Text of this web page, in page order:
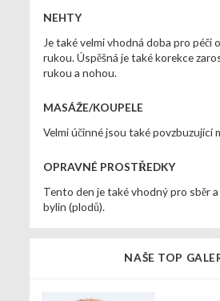
NEHTY
Je také velmi vhodná doba pro péči
rukou. Úspěšná je také korekce
rukou a nohou.
MASÁŽE/KOUPELE
Velmi účinné jsou také povzbuzující
OPRAVNÉ PROSTŘEDKY
Tento den je také vhodný pro sběr
bylin (plodů).
NAŠE TOP